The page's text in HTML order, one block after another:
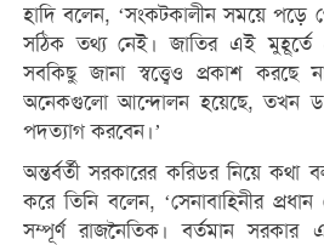
হাদি বলেন, ‘সংকটকালীন সময়ে পড়ে
সঠিক তথ্য নেই। জাতির এই মুহূর্তে
সবকিছু জানা স্বত্ত্বেও প্রকাশ
অনেকগুলো আন্দোলন হয়েছে, তখন
পদত্যাগ করবেন।’
অন্তর্বর্তী সরকারের করিডর নিয়ে কথা
করে তিনি বলেন, ‘সেনাবাহিনীর
সম্পূর্ণ রাজনৈতিক। বর্তমান সরকার